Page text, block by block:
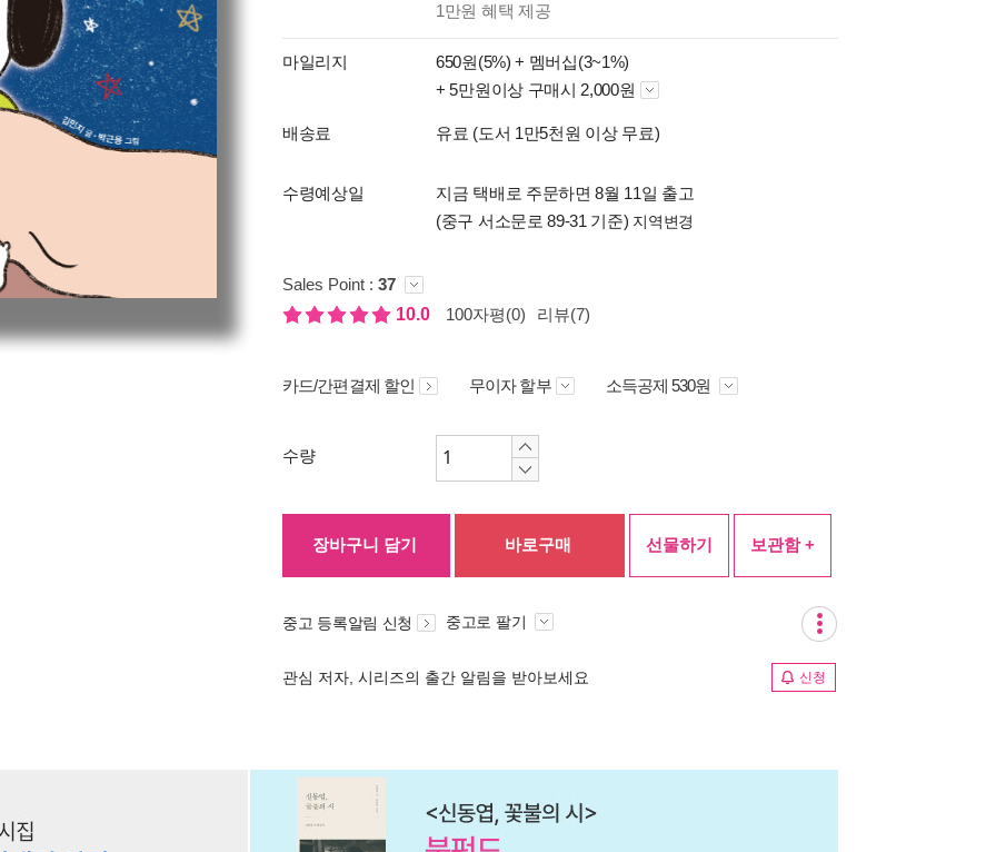
1만원 혜택 제공
마일리지 650원(5%) + 멤버십(3~1%)
+ 5만원이상 구매시 2,000원
배송료 유료 (도서 1만5천원 이상 무료)
수령예상일
지금 택배로 주문하면 8월 11일 출고
(중구 서소문로 89-31 기준) 지역변경
Sales Point : 37
10.0
100자평(0) 리뷰(7)
카드/간편결제 할인 무이자 할부 소득공제 530원
수량
장바구니 담기 바로구매 선물하기 보관함 +
중고 등록알림 신청 중고로 팔기
관심 저자, 시리즈의 출간 알림을 받아보세요 신청